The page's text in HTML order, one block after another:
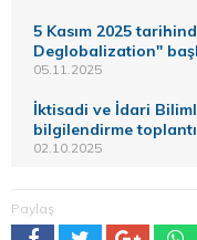
5 Kasım 2025
Deglobalization"
05.11.2025
İktisadi ve İdari
bilgilendirme
02.10.2025
Paylaş